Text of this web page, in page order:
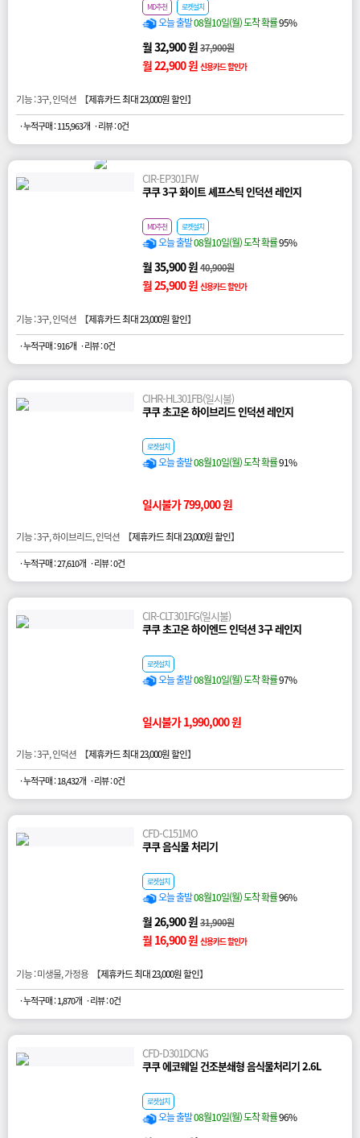
MD추천 로켓설치
오늘 출발08월10일(월) 도착 확률95%
월 32,900 원37,900원
월 22,900 원 신용카드 할인가
기능 : 3구, 인덕션 【제휴카드 최대 23,000원 할인】
· 누적구매 : 115,963개 · 리뷰 : 0건
CIR-EP301FW
쿠쿠 3구 화이트 셰프스틱 인덕션 레인지
MD추천 로켓설치
오늘 출발08월10일(월) 도착 확률95%
월 35,900 원40,900원
월 25,900 원 신용카드 할인가
기능 : 3구, 인덕션 【제휴카드 최대 23,000원 할인】
· 누적구매 : 916개 · 리뷰 : 0건
CIHR-HL301FB(일시불)
쿠쿠 초고온 하이브리드 인덕션 레인지
로켓설치
오늘 출발08월10일(월) 도착 확률91%
일시불가 799,000 원
기능 : 3구, 하이브리드, 인덕션 【제휴카드 최대 23,000원 할인】
· 누적구매 : 27,610개 · 리뷰 : 0건
CIR-CLT301FG(일시불)
쿠쿠 초고온 하이엔드 인덕션 3구 레인지
로켓설치
오늘 출발08월10일(월) 도착 확률97%
일시불가 1,990,000 원
기능 : 3구, 인덕션 【제휴카드 최대 23,000원 할인】
· 누적구매 : 18,432개 · 리뷰 : 0건
CFD-C151MO
쿠쿠 음식물 처리기
로켓설치
오늘 출발08월10일(월) 도착 확률96%
월 26,900 원31,900원
월 16,900 원 신용카드 할인가
기능 : 미생물, 가정용 【제휴카드 최대 23,000원 할인】
· 누적구매 : 1,870개 · 리뷰 : 0건
CFD-D301DCNG
쿠쿠 에코웨일 건조분쇄형 음식물처리기 2.6L
로켓설치
오늘 출발08월10일(월) 도착 확률96%